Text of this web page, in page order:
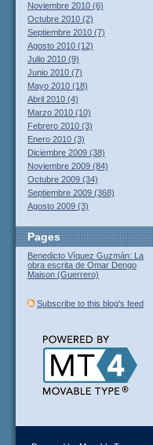
Noviembre 2010 (6)
Octubre 2010 (2)
Septiembre 2010 (7)
Agosto 2010 (12)
Julio 2010 (9)
Junio 2010 (7)
Mayo 2010 (18)
Abril 2010 (4)
Marzo 2010 (10)
Febrero 2010 (3)
Enero 2010 (3)
Diciembre 2009 (38)
Noviembre 2009 (84)
Octubre 2009 (34)
Septiembre 2009 (368)
Agosto 2009 (3)
Pages
Benedicto Víquez Guzmán: La
obra escrita de Omar Dengo
Maison (Guerrero)
Subscribe to this blog's feed